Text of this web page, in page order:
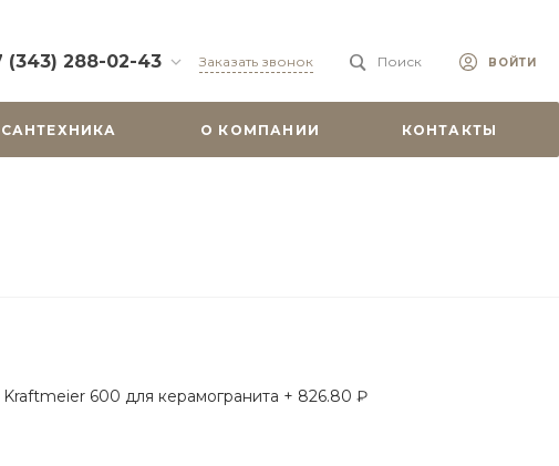
(343) 288-02-43
Екатеринбург, ул.
д. 51
(343) 319-08-18
Заказать звонок Поиск ВОЙТИ
САНТЕХНИКА О КОМПАНИИ КОНТАКТЫ
Kraftmeier 600 для керамогранита + 826.80 ₽